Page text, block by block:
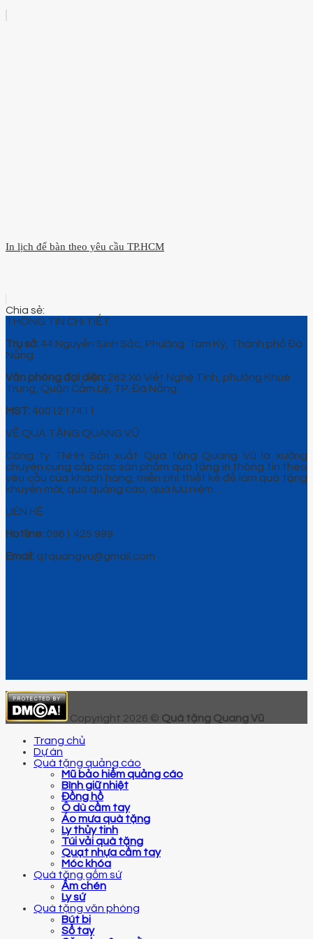
In lịch để bàn theo yêu cầu TP.HCM
THÔNG TIN CHI TIẾT
Trụ sở: 44 Nguyễn Sinh Sắc, Phường Tam Kỳ, Thành phố Đà
Nẵng.
Văn phòng đại diện: 262 Xô Viết Nghệ Tĩnh, phường Khuê
Trung, Quận Cẩm Lệ, TP. Đà Nẵng.
MST: 4001217411
VỀ QUÀ TẶNG QUANG VŨ
Công ty TNHH Sản xuất Quà tặng Quang Vũ là xưởng
chuyên cung cấp các sản phẩm quà tặng in thông tin theo
yêu cầu của khách hàng, miễn phí thiết kế để làm quà tặng
khuyến mãi, quà quảng cáo, quà lưu niệm…
LIÊN HỆ
Hotline: 0961 425 999
Email: qtquangvu@gmail.com
Copyright 2026 © Quà tặng Quang Vũ
Trang chủ
Dự án
Quà tặng quảng cáo
Mũ bảo hiểm quảng cáo
Bình giữ nhiệt
Đồng hồ
Ô dù cầm tay
Áo mưa quà tặng
Ly thủy tinh
Túi vải quà tặng
Quạt nhựa cầm tay
Móc khóa
Quà tặng gốm sứ
Ấm chén
Ly sứ
Quà tặng văn phòng
Bút bi
Sổ tay